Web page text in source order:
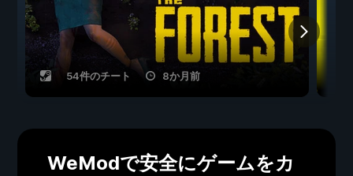
54件のチート 8か月前
WeModで安全にゲームをカ